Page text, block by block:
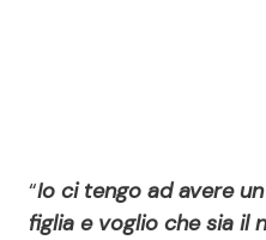
“Io ci tengo ad avere
figlia e voglio che sia il